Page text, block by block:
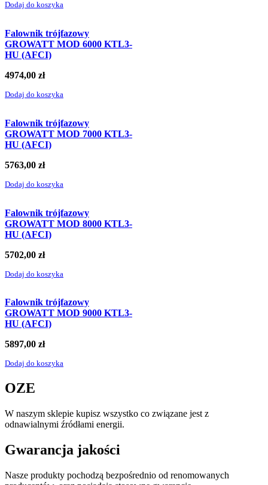
Dodaj do koszyka
Falownik trójfazowy
GROWATT MOD 6000 KTL3-
HU (AFCI)
4974,00 zł
Dodaj do koszyka
Falownik trójfazowy
GROWATT MOD 7000 KTL3-
HU (AFCI)
5763,00 zł
Dodaj do koszyka
Falownik trójfazowy
GROWATT MOD 8000 KTL3-
HU (AFCI)
5702,00 zł
Dodaj do koszyka
Falownik trójfazowy
GROWATT MOD 9000 KTL3-
HU (AFCI)
5897,00 zł
Dodaj do koszyka
OZE
W naszym sklepie kupisz wszystko co związane jest z
odnawialnymi źródłami energii.
Gwarancja jakości
Nasze produkty pochodzą bezpośrednio od renomowanych